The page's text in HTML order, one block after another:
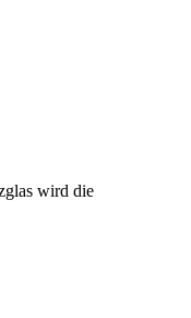
wird die